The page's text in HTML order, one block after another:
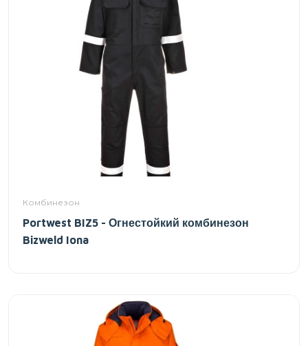
Комбинезон
Portwest BIZ5 - Огнестойкий комбинезон
Bizweld Iona